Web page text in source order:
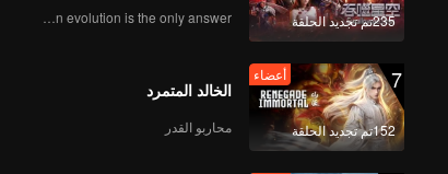
235تم تجديد الحلقة Human evolution is the only answer.
7
152تم تجديد الحلقة
أعضاء
الخالد المتمرد
محاربو القدر